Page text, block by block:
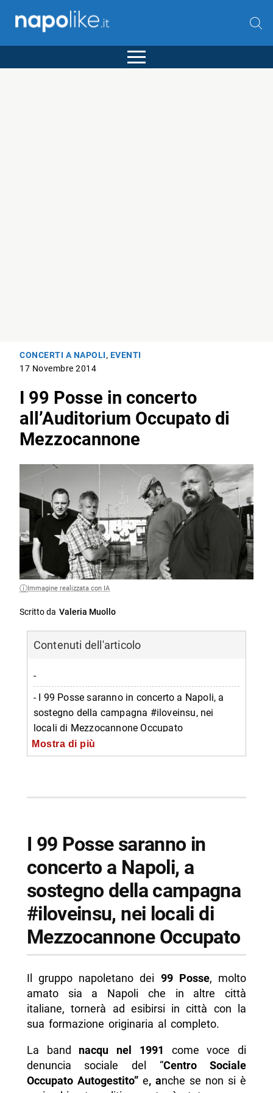
CONCERTI A NAPOLI, EVENTI
17 Novembre 2014
I 99 Posse in concerto
all’Auditorium Occupato di
Mezzocannone
Immagine realizzata con IA
Scritto da Valeria Muollo
Contenuti dell'articolo
-
- I 99 Posse saranno in concerto a Napoli, a
sostegno della campagna #iloveinsu, nei
locali di Mezzocannone Occupato
-- Programma della serata con i 99 Posse
-- Scopri di più da Napolike.it
Mostra di più
I 99 Posse saranno in
concerto a Napoli, a
sostegno della campagna
#iloveinsu, nei locali di
Mezzocannone Occupato
Il gruppo napoletano dei 99 Posse, molto
amato sia a Napoli che in altre città
italiane, tornerà ad esibirsi in città con la
sua formazione originaria al completo.
La band nacqu nel 1991
come voce di
denuncia sociale del “Centro Sociale
Occupato Autogestito” e, anche se non si è